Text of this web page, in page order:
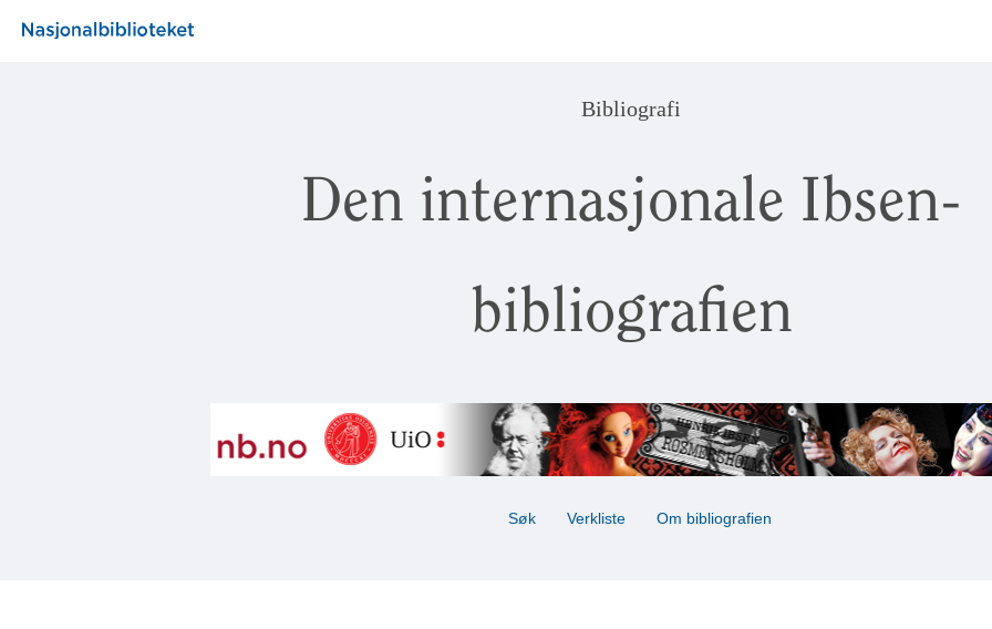
Bibliografi
Den internasjonale Ibsen-
bibliografien
Søk Verkliste Om bibliografien